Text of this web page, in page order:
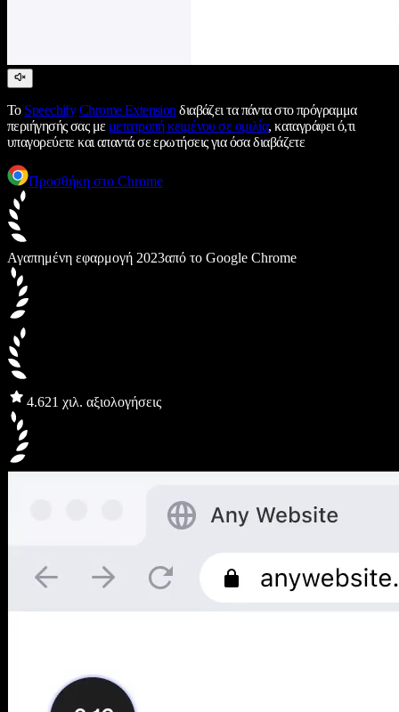
Το Speechify Chrome Extension διαβάζει τα πάντα στο πρόγραμμα
περιήγησής σας με μετατροπή κειμένου σε ομιλία, καταγράφει ό,τι
υπαγορεύετε και απαντά σε ερωτήσεις για όσα διαβάζετε
Προσθήκη στο Chrome
Αγαπημένη εφαρμογή 2023από το Google Chrome
4.621 χιλ. αξιολογήσεις